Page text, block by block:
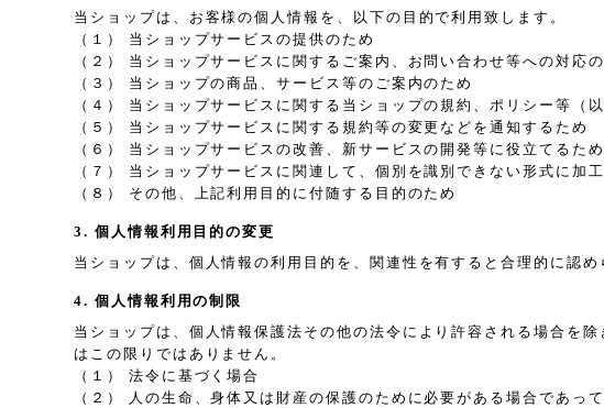
当ショップは、お客様の個人情報を、以下の目的で利用致します。
（１） 当ショップサービスの提供のため
（２） 当ショップサービスに関するご案内、お問い合わせ等への対応
（３） 当ショップの商品、サービス等のご案内のため
（４） 当ショップサービスに関する当ショップの規約、ポリシー等
（５） 当ショップサービスに関する規約等の変更などを通知するため
（６） 当ショップサービスの改善、新サービスの開発等に役立てるため
（７） 当ショップサービスに関連して、個別を識別できない形式に加
（８） その他、上記利用目的に付随する目的のため
3. 個人情報利用目的の変更
当ショップは、個人情報の利用目的を、関連性を有すると合理的に認
4. 個人情報利用の制限
当ショップは、個人情報保護法その他の法令により許容される場合を
はこの限りではありません。
（１） 法令に基づく場合
（２） 人の生命、身体又は財産の保護のために必要がある場合であっ